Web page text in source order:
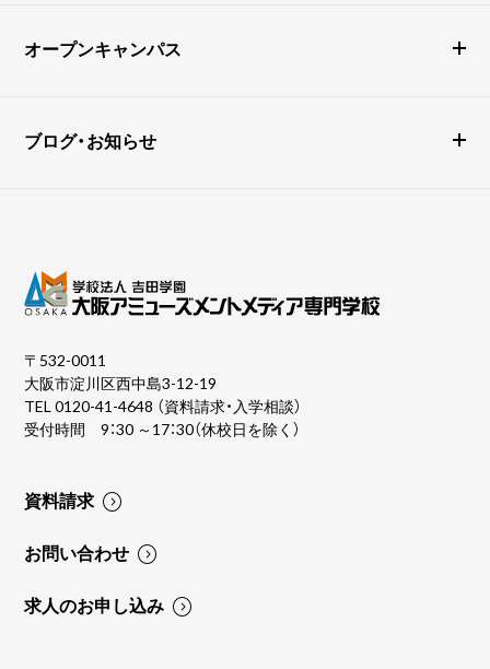
オープンキャンパス
ブログ・お知らせ
〒532-0011
大阪市淀川区西中島3-12-19
TEL0120-41-4648 （資料請求・入学相談）
受付時間 9：30 ～17：30（休校日を除く）
資料請求
お問い合わせ
求人のお申し込み